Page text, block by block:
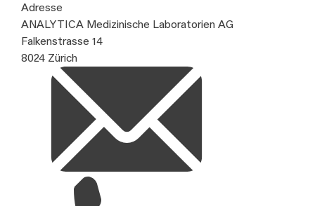
Adresse
ANALYTICA Medizinische Laboratorien AG
Falkenstrasse 14
8024 Zürich